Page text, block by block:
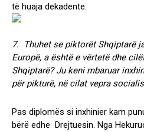
të huaja dekadente.
7. Thuhet se piktorët Shqiptarë
Europë, a është e vërtetë dhe
Shqiptarë? Ju keni mbaruar
për pikturë, në cilat vepra
Pas diplomës si inxhinier kam
bërë edhe Drejtuesin. Nga